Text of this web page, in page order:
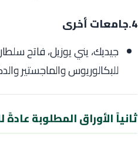
4.جامعات أخرى
جيديك، يني يوزيل، فاتح
للبكالوريوس والماجستير
ثانياً الأوراق المطلوبة عادةً